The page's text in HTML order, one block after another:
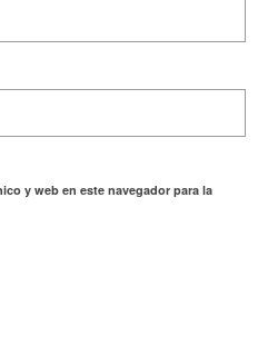
y web en este navegador para la